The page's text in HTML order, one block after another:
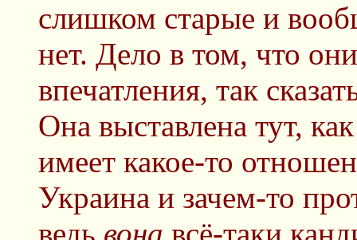
слишком старые и
нет. Дело в том, что
впечатления, так
Она выставлена тут,
имеет какое-то
Украина и зачем-то